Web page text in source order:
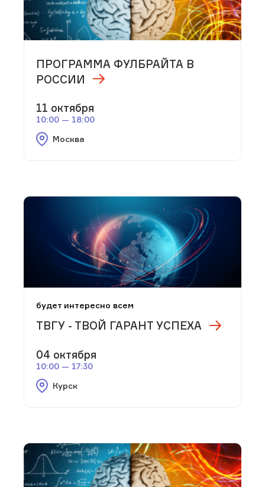
ПРОГРАММА ФУЛБРАЙТА В
РОССИИ
11 октября
10:00 — 18:00
Москва
будет интересно всем
ТВГУ - ТВОЙ ГАРАНТ УСПЕХА
04 октября
10:00 — 17:30
Курск